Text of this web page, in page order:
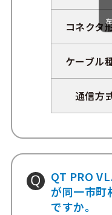
コネクタ
ケーブル
通信方
QT PRO
が同一市町
ですか。